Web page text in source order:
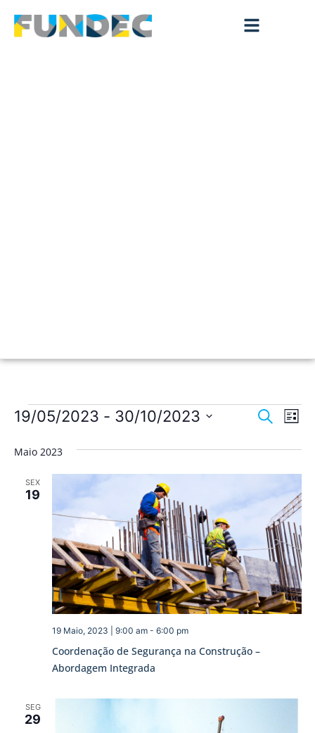
de
e
de
Pesquisar
de
Lista
19/05/2023 - 30/10/2023
data.
Maio 2023
SEX
19
Coordenação de Segurança na Construção –
Abordagem Integrada
19 Maio, 2023 | 9:00 am- 6:00 pm
SEG
29